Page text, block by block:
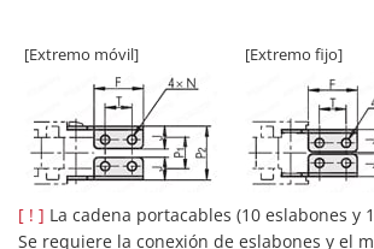
[Extremo móvil]
[Extremo fijo]
[ ! ] La cadena portacables (10 eslabones
Se requiere la conexión de eslabones y el